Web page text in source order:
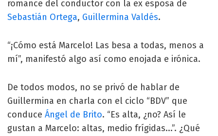
romance del conductor con la ex esposa de
Sebastián Ortega, Guillermina Valdés.
“¡Cómo está Marcelo! Las besa a todas, menos a
mí”, manifestó algo así como enojada e irónica.
De todos modos, no se privó de hablar de
Guillermina en charla con el ciclo “BDV” que
conduce Ángel de Brito. “Es alta, ¿no? Así le
gustan a Marcelo: altas, medio frígidas...”. ¿Qué